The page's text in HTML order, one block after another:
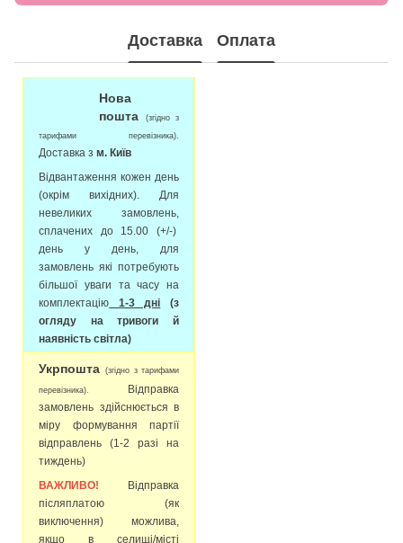
Доставка Оплата
Нова
пошта
(згідно з
тарифами перевізника).
Доставка зм. Київ
Відвантаження кожен день
(окрім вихідних). Для
невеликих замовлень,
сплачених до 15.00 (+/-)
день у день, для
замовлень які потребують
більшої уваги та часу на
комплектацію 1-3 дні (з
огляду на тривоги й
наявність світла)
Укрпошта (згідно з тарифами
перевізника).
Відправка
замовлень здійснюється в
міру формування партії
відправлень (1-2 разі на
тиждень)
ВАЖЛИВО! Відправка
післяплатою (як
виключення) можлива,
якщо в селищі/місті